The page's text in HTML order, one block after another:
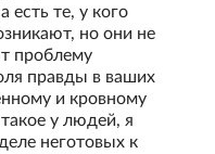
есть те, у кого
но они не
проблему
правды в ваших
и кровному
у людей, я
неготовых к